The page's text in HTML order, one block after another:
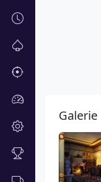
Galerie